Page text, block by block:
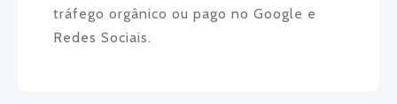
tráfego orgânico ou pago no Google e
Redes Sociais.